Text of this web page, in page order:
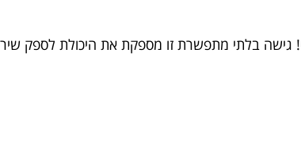
בלתי מתפשרת זו מספקת את היכולת לספק